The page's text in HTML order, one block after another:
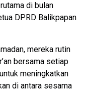
di bulan
DPRD Balikpapan
mereka rutin
bersama setiap
meningkatkan
di antara sesama